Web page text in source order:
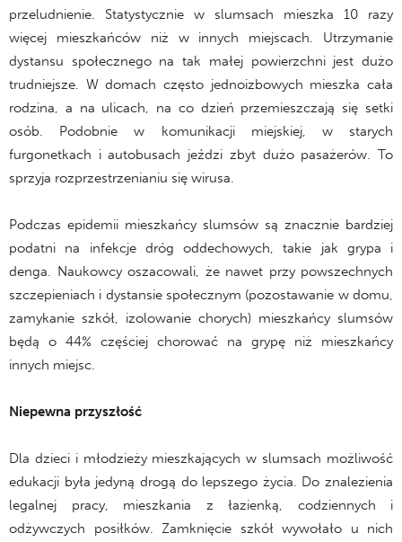
przeludnienie. Statystycznie w slumsach mieszka 10 razy
więcej mieszkańców niż w innych miejscach. Utrzymanie
dystansu społecznego na tak małej powierzchni jest dużo
trudniejsze. W domach często jednoizbowych mieszka cała
rodzina, a na ulicach, na co dzień przemieszczają się setki
osób. Podobnie w komunikacji miejskiej, w starych
furgonetkach i autobusach jeździ zbyt dużo pasażerów. To
sprzyja rozprzestrzenianiu się wirusa.
Podczas epidemii mieszkańcy slumsów są znacznie bardziej
podatni na infekcje dróg oddechowych, takie jak grypa i
denga. Naukowcy oszacowali, że nawet przy powszechnych
szczepieniach i dystansie społecznym (pozostawanie w domu,
zamykanie szkół, izolowanie chorych) mieszkańcy slumsów
będą o 44% częściej chorować na grypę niż mieszkańcy
innych miejsc.
Niepewna przyszłość
Dla dzieci i młodzieży mieszkających w slumsach możliwość
edukacji była jedyną drogą do lepszego życia. Do znalezienia
legalnej pracy, mieszkania z łazienką, codziennych i
odżywczych posiłków. Zamknięcie szkół wywołało u nich